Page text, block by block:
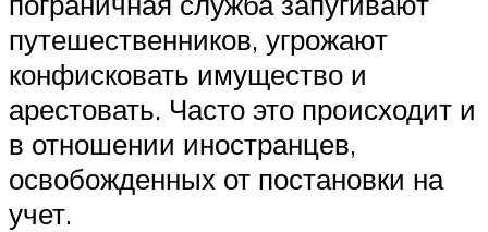
путешественников, угрожают
конфисковать имущество и
арестовать. Часто это происходит и
в отношении иностранцев,
освобожденных от постановки на
учет.